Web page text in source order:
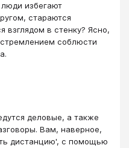
избегают
стараются
взглядом в стенку? Ясно,
соблюсти
деловые, а также
Вам, наверное,
дистанцию', с помощью